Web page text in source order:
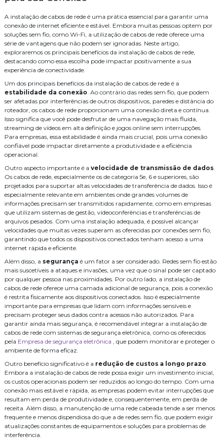
A instalação de cabos de rede é uma prática essencial para garantir uma
conexão de internet eficiente e estável. Embora muitas pessoas optem por
soluções sem fio, como Wi-Fi, a utilização de cabos de rede oferece uma
série de vantagens que não podem ser ignoradas. Neste artigo,
exploraremos os principais benefícios da instalação de cabos de rede,
destacando como essa escolha pode impactar positivamente a sua
experiência de conectividade.
Um dos principais benefícios da instalação de cabos de rede é a
estabilidade da conexão . Ao contrário das redes sem fio, que podem
ser afetadas por interferências de outros dispositivos, paredes e distância do
roteador, os cabos de rede proporcionam uma conexão direta e contínua.
Isso significa que você pode desfrutar de uma navegação mais fluida,
streaming de vídeos em alta definição e jogos online sem interrupções.
Para empresas, essa estabilidade é ainda mais crucial, pois uma conexão
confiável pode impactar diretamente a produtividade e a eficiência
operacional.
Outro aspecto importante é a velocidade de transmissão de dados
Os cabos de rede, especialmente os de categoria 5e, 6 e superiores, são
projetados para suportar altas velocidades de transferência de dados. Isso é
especialmente relevante em ambientes onde grandes volumes de
informações precisam ser transmitidos rapidamente, como em empresas
que utilizam sistemas de gestão, videoconferências e transferências de
arquivos pesados. Com uma instalação adequada, é possível alcançar
velocidades que muitas vezes superam as oferecidas por conexões sem fio,
garantindo que todos os dispositivos conectados tenham acesso a uma
internet rápida e eficiente.
Além disso, a segurança é um fator a ser considerado. Redes sem fio estão
mais suscetíveis a ataques e invasões, uma vez que o sinal pode ser captado
por qualquer pessoa nas proximidades. Por outro lado, a instalação de
cabos de rede oferece uma camada adicional de segurança, pois a conexão
é restrita fisicamente aos dispositivos conectados. Isso é especialmente
importante para empresas que lidam com informações sensíveis e
precisam proteger seus dados contra acessos não autorizados. Para
garantir ainda mais segurança, é recomendável integrar a instalação de
cabos de rede com sistemas de segurança eletrônica, como os oferecidos
pela Empresa de segurança eletrônica
, que podem monitorar e proteger o
ambiente de forma eficaz.
Outro benefício significativo é a redução de custos a longo prazo
Embora a instalação de cabos de rede possa exigir um investimento inicial,
os custos operacionais podem ser reduzidos ao longo do tempo. Com uma
conexão mais estável e rápida, as empresas podem evitar interrupções que
resultam em perda de produtividade e, consequentemente, em perda de
receita. Além disso, a manutenção de uma rede cabeada tende a ser menos
frequente e menos dispendiosa do que a de redes sem fio, que podem exigir
atualizações constantes de equipamentos e soluções para problemas de
interferência.
Instalação de controle de acesso biometrico
Instalação de sistema de alarme de incendio
Instalação de sistema de alarme de incêndio
Instalação e manutenção alarme de incendio
Instalação para cameras cftv Manutenção de cameras cftv
Orçamento central telefonica PABX Projeto de sistema de cftv
Serviço Serviço de automação residencial
Serviço de cabeamento de infraestrutura cabeamento
Serviço de cabeamento de rede Serviço de cabeamento estruturado
Serviço de segurança eletrônica Sistema de CFTV WiFi
cabeamento cabeamento de rede cameras distribuidor legrand
empresa de instalação de central telefonica
infraestrutura instalação instalação de audio e video
instalação de cabos de rede
instalação de câmeras de monitoramento instalação de wifi
projeto de rede cabeada projeto de wifi para hoteis segurança
serviço de cabeamento de rede residencial
serviço de cabeamento de rede valor serviço de fusão de fibra optica
serviço de instalação de cameras sistema
sistema de alarme de intrusão sistema de audio e video
sistema de wifi para hoteis óptica